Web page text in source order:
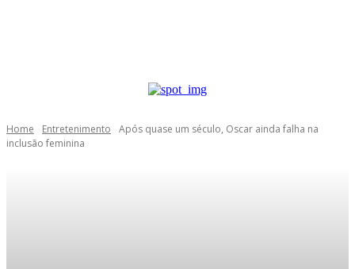
Home Entretenimento
Após quase um século, Oscar ainda falha na
inclusão feminina